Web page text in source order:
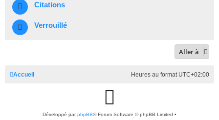
Citations
Verrouillé
Aller à
Accueil Heures au format UTC+02:00
i
Développé parphpBB® Forum Software © phpBB Limited •